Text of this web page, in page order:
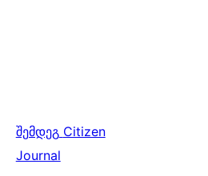
შემდეგ Citizen
Journal